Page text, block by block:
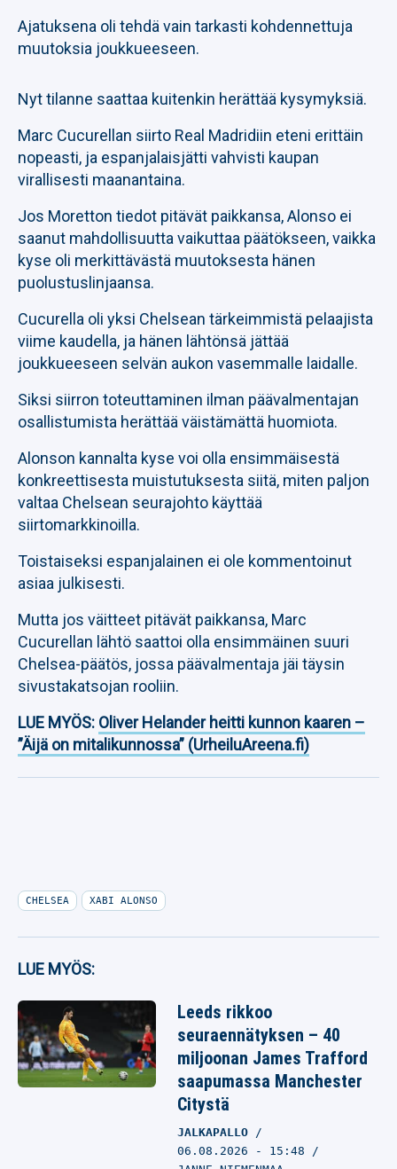
Ajatuksena oli tehdä vain tarkasti kohdennettuja
muutoksia joukkueeseen.
Nyt tilanne saattaa kuitenkin herättää kysymyksiä.
Marc Cucurellan siirto Real Madridiin eteni erittäin
nopeasti, ja espanjalaisjätti vahvisti kaupan
virallisesti maanantaina.
Jos Moretton tiedot pitävät paikkansa, Alonso ei
saanut mahdollisuutta vaikuttaa päätökseen, vaikka
kyse oli merkittävästä muutoksesta hänen
puolustuslinjaansa.
Cucurella oli yksi Chelsean tärkeimmistä pelaajista
viime kaudella, ja hänen lähtönsä jättää
joukkueeseen selvän aukon vasemmalle laidalle.
Siksi siirron toteuttaminen ilman päävalmentajan
osallistumista herättää väistämättä huomiota.
Alonson kannalta kyse voi olla ensimmäisestä
konkreettisesta muistutuksesta siitä, miten paljon
valtaa Chelsean seurajohto käyttää
siirtomarkkinoilla.
Toistaiseksi espanjalainen ei ole kommentoinut
asiaa julkisesti.
Mutta jos väitteet pitävät paikkansa, Marc
Cucurellan lähtö saattoi olla ensimmäinen suuri
Chelsea-päätös, jossa päävalmentaja jäi täysin
sivustakatsojan rooliin.
LUE MYÖS: Oliver Helander heitti kunnon kaaren –
”Äijä on mitalikunnossa” (UrheiluAreena.fi)
CHELSEA XABI ALONSO
LUE MYÖS:
Leeds rikkoo
seuraennätyksen – 40
miljoonan James Trafford
saapumassa Manchester
Citystä
JALKAPALLO
06.08.2026 - 15:48